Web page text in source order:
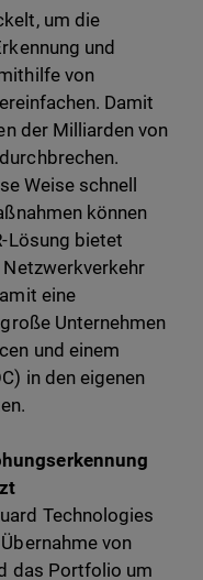
um die
und
von
Damit
der Milliarden von
Weise schnell
können
Lösung bietet
eine
Unternehmen
und einem
in den eigenen
Technologies
von
das Portfolio um